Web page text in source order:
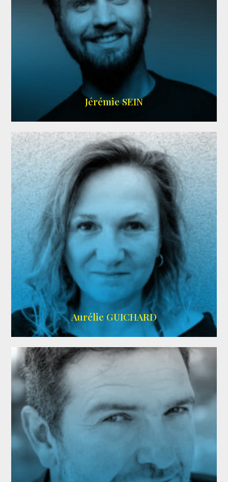
MEMBRE ARDA
Jérémie SEIN
Aurélie GUICHARD